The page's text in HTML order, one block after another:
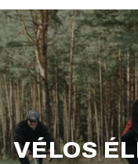
contenu
VÉLOS